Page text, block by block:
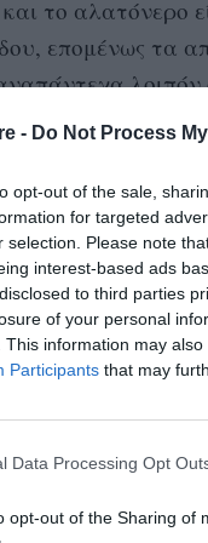
- Do Not Process
opt-out of the sale,
for targeted
selection. Please note
interest-based ads
to third parties
of your personal
This information may
Participants that may
Data Processing Opt
opt-out of the Sharing of
το αλατόνερο
επομένως τα
λοιπόν
αίμα στις
πως η
ενός
συγγραφείς της
στο
στις
φέρει ευθύνη
το γεγονός ότι η
στην